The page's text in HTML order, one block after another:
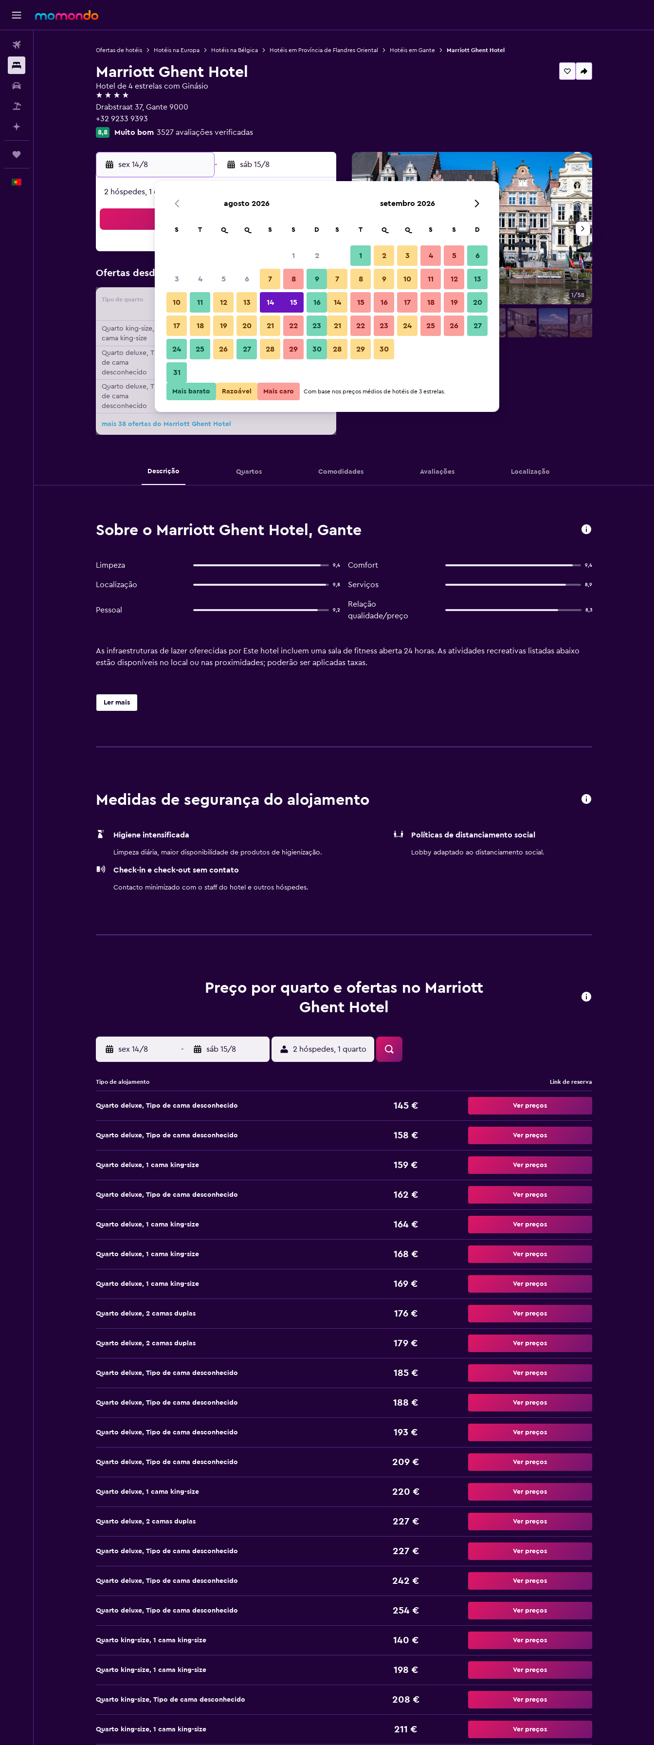
Ofertas de hotéis Hotéis na Europa Hotéis na Bélgica Hotéis em Província de Flandres Oriental Hotéis em Gante Marriott Ghent Hotel
Marriott Ghent Hotel
Hotel de 4 estrelas com Ginásio
4 estrelas
Drabstraat 37, Gante 9000
+32 9233 9393
8,8 Muito bom 3527 avaliações verificadas
sex 14/8 - sáb 15/8
2 hóspedes, 1 quarto
Ofertas desde preço por noite mais barato(a)
Tipo de quarto Fornecedor
Total por
Quarto king-size, 1
cama king-size
140 € Ver oferta
Quarto deluxe, Tipo
de cama
desconhecido
Quarto deluxe, Tipo
de cama
desconhecido
mais 38 ofertas do Marriott Ghent Hotel
Edifício 1/58
Fotos
Descrição Quartos Comodidades Avaliações Localização
Sobre o Marriott Ghent Hotel, Gante
Limpeza 9,4 Comfort 9,4
Localização 9,8 Serviços 8,9
Pessoal 9,2
Relação
qualidade/preço
8,3
As infraestruturas de lazer oferecidas por Este hotel incluem uma sala de fitness aberta 24 horas. As atividades recreativas listadas abaixo
estão disponíveis no local ou nas proximidades; poderão ser aplicadas taxas.
Ler mais
Medidas de segurança do alojamento
Higiene intensificada
Limpeza diária, maior disponibilidade de produtos de higienização.
Políticas de distanciamento social
Lobby adaptado ao distanciamento social.
Check-in e check-out sem contato
Contacto minimizado com o staff do hotel e outros hóspedes.
Preço por quarto e ofertas no Marriott
Ghent Hotel
sex 14/8 - sáb 15/8 2 hóspedes, 1 quarto
Tipo de alojamento Link de reserva
Quarto deluxe, Tipo de cama desconhecido 145 € Ver preços
Quarto deluxe, Tipo de cama desconhecido 158 € Ver preços
Quarto deluxe, 1 cama king-size 159 € Ver preços
Quarto deluxe, Tipo de cama desconhecido 162 € Ver preços
Quarto deluxe, 1 cama king-size 164 € Ver preços
Quarto deluxe, 1 cama king-size 168 € Ver preços
Quarto deluxe, 1 cama king-size 169 € Ver preços
Quarto deluxe, 2 camas duplas 176 € Ver preços
Quarto deluxe, 2 camas duplas 179 € Ver preços
Quarto deluxe, Tipo de cama desconhecido 185 € Ver preços
Quarto deluxe, Tipo de cama desconhecido 188 € Ver preços
Quarto deluxe, Tipo de cama desconhecido 193 € Ver preços
Quarto deluxe, Tipo de cama desconhecido 209 € Ver preços
Quarto deluxe, 1 cama king-size 220 € Ver preços
Quarto deluxe, 2 camas duplas 227 € Ver preços
Quarto deluxe, Tipo de cama desconhecido 227 € Ver preços
Quarto deluxe, Tipo de cama desconhecido 242 € Ver preços
Quarto deluxe, Tipo de cama desconhecido 254 € Ver preços
Quarto king-size, 1 cama king-size 140 € Ver preços
Quarto king-size, 1 cama king-size 198 € Ver preços
Quarto king-size, Tipo de cama desconhecido 208 € Ver preços
Quarto king-size, 1 cama king-size 211 € Ver preços
agosto 2026
S T Q Q S S D
1 2
3 4 5 6 7 8 9
10 11 12 13 14 15 16
17 18 19 20 21 22 23
24 25 26 27 28 29 30
31
setembro 2026
S T Q Q S S D
1 2 3 4 5 6
7 8 9 10 11 12 13
14 15 16 17 18 19 20
21 22 23 24 25 26 27
28 29 30
Mais barato Razoável Mais caro Com base nos preços médios de hotéis de 3 estrelas.